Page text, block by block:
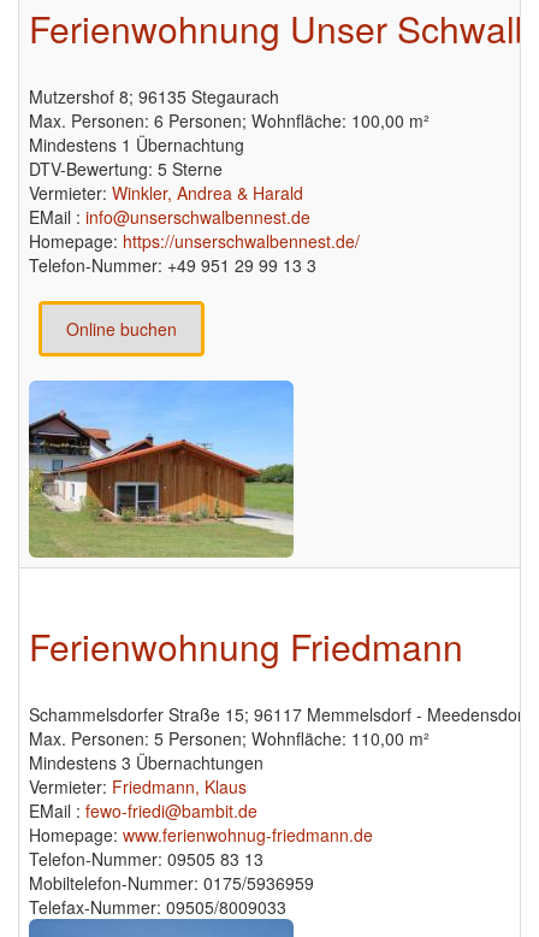
Ferienwohnung Unser
Mutzershof 8; 96135 Stegaurach
Max. Personen: 6 Personen; Wohnfläche: 100,00 m²
Mindestens 1 Übernachtung
DTV-Bewertung: 5 Sterne
Vermieter: Winkler, Andrea & Harald
EMail : info@unserschwalbennest.de
Homepage: https://unserschwalbennest.de/
Telefon-Nummer: +49 951 29 99 13 3
Online buchen
Ferienwohnung Friedmann
Schammelsdorfer Straße 15; 96117 Memmelsdorf - Meedensdorf
Max. Personen: 5 Personen; Wohnfläche: 110,00 m²
Mindestens 3 Übernachtungen
Vermieter: Friedmann, Klaus
EMail : fewo-friedi@bambit.de
Homepage: www.ferienwohnug-friedmann.de
Telefon-Nummer: 09505 83 13
Mobiltelefon-Nummer: 0175/5936959
Telefax-Nummer: 09505/8009033